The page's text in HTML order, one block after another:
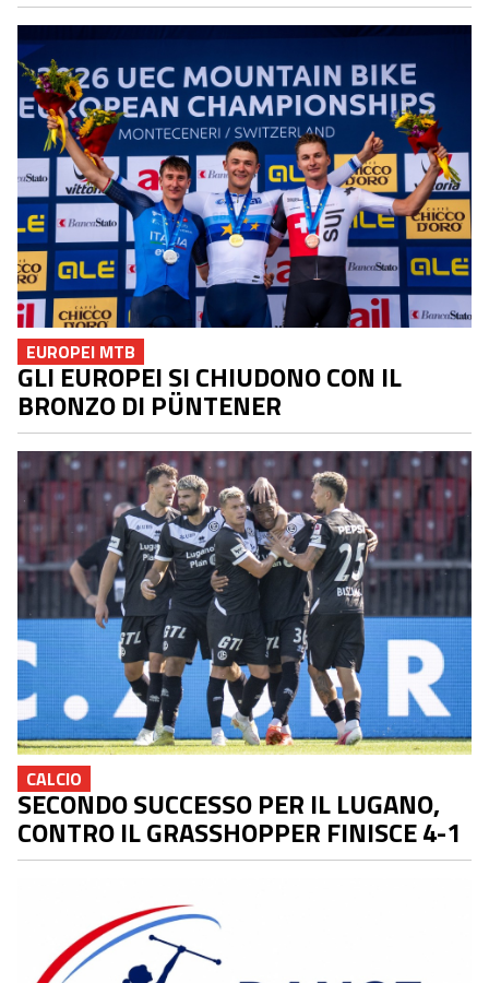
EUROPEI MTB
GLI EUROPEI SI CHIUDONO CON IL
BRONZO DI PÜNTENER
CALCIO
SECONDO SUCCESSO PER IL LUGANO,
CONTRO IL GRASSHOPPER FINISCE 4-1